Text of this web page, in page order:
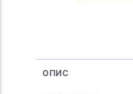
ОПИС